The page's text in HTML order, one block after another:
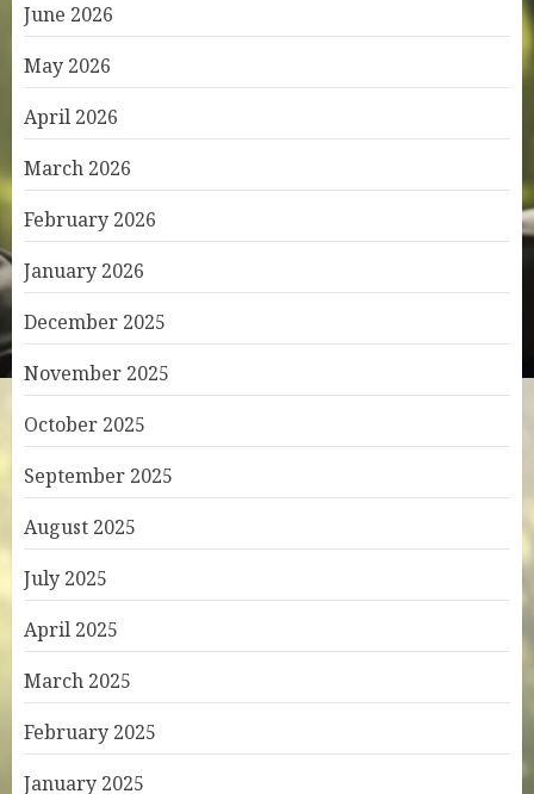
June 2026
May 2026
April 2026
March 2026
February 2026
January 2026
December 2025
November 2025
October 2025
September 2025
August 2025
July 2025
April 2025
March 2025
February 2025
January 2025